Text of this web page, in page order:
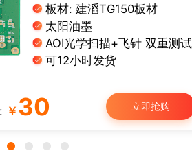
板材: 建滔TG150板材
太阳油墨
AOI光学扫描+飞针 双重测试
可12小时发货
立即抢购